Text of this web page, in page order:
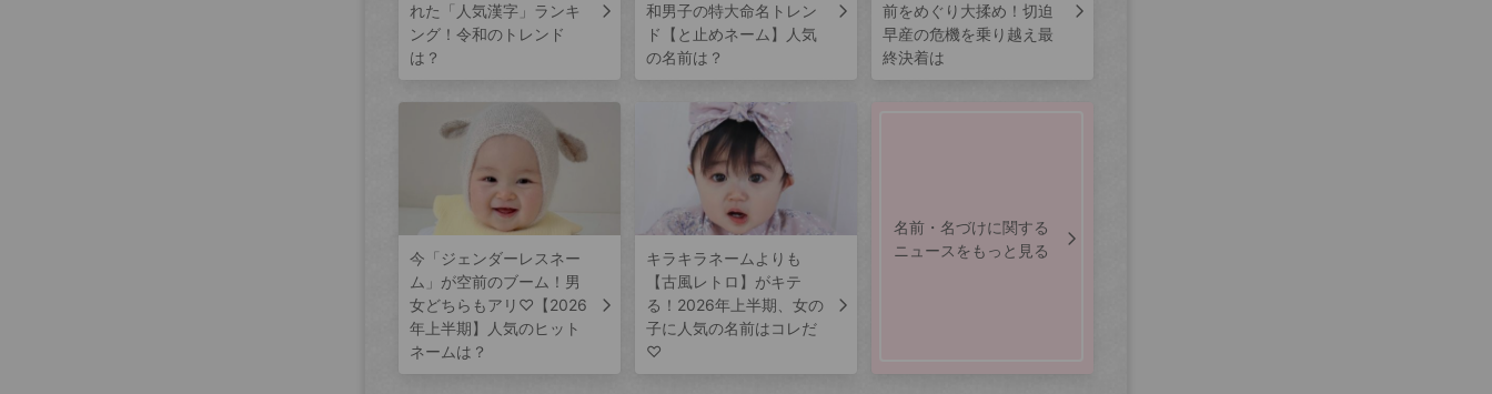
れた「人気漢字」ランキ
ング！令和のトレンド
は？
和男子の特大命名トレン
ド【と止めネーム】人気
の名前は？
前をめぐり大揉め！切迫
早産の危機を乗り越え最
終決着は
今「ジェンダーレスネー
ム」が空前のブーム！男
女どちらもアリ♡【2026
年上半期】人気のヒット
ネームは？
キラキラネームよりも
【古風レトロ】がキテ
る！2026年上半期、女の
子に人気の名前はコレだ
♡
名前・名づけに関する
ニュースをもっと見る